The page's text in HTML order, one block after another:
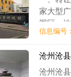
家大型
园区，
拥有多
进
信息编号
沧州沧
沧州沧